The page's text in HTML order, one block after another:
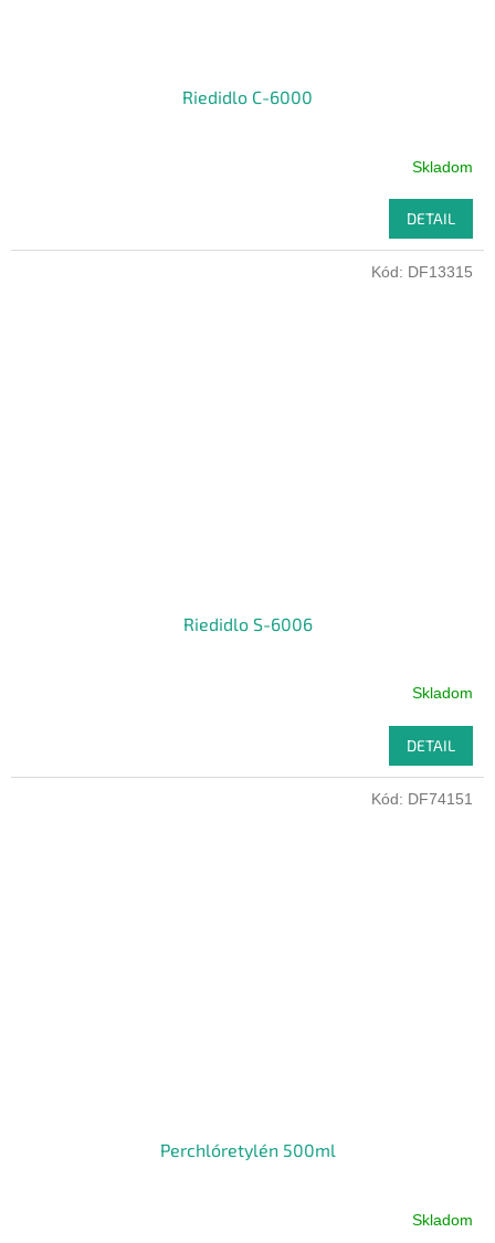
Riedidlo C-6000
Skladom
DETAIL
Riedidlo S-6006
Skladom
DETAIL
Kód: DF13315
Perchlóretylén 500ml
Skladom
Kód: DF74151